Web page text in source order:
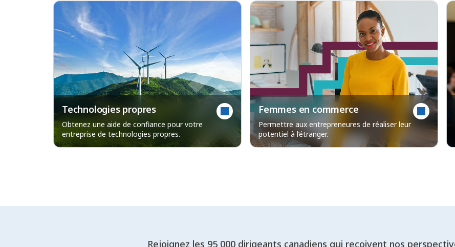
Technologies propres
Obtenez une aide de confiance pour votre
entreprise de technologies propres.
Femmes en commerce
Permettre aux entrepreneures de réaliser leur
potentiel à l’étranger.
Rejoignez les 95 000 dirigeants canadiens qui reçoivent nos